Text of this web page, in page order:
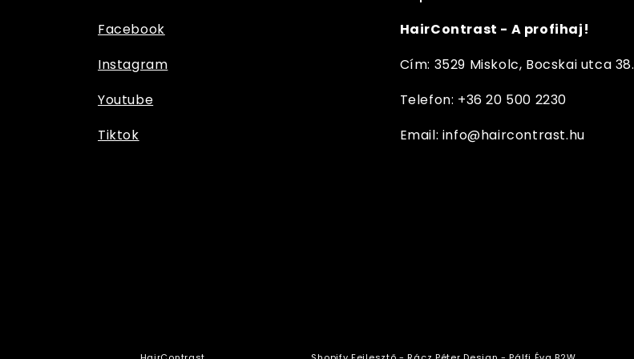
Facebook
Instagram
Youtube
Tiktok
HairContrast - A profihaj!
Cím: 3529 Miskolc, Bocskai utca 38.
Telefon: +36 20 500 2230
Email: info@haircontrast.hu